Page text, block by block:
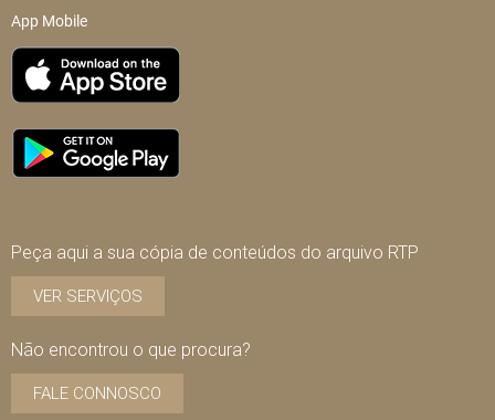
App Mobile
Peça aqui a sua cópia de conteúdos do arquivo RTP
VER SERVIÇOS
Não encontrou o que procura?
FALE CONNOSCO